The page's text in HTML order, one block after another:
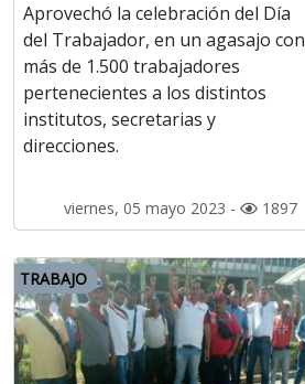
Aprovechó la celebración del Día
del Trabajador, en un agasajo con
más de 1.500 trabajadores
pertenecientes a los distintos
institutos, secretarias y
direcciones.
viernes, 05 mayo 2023 - 1897
TRABAJO